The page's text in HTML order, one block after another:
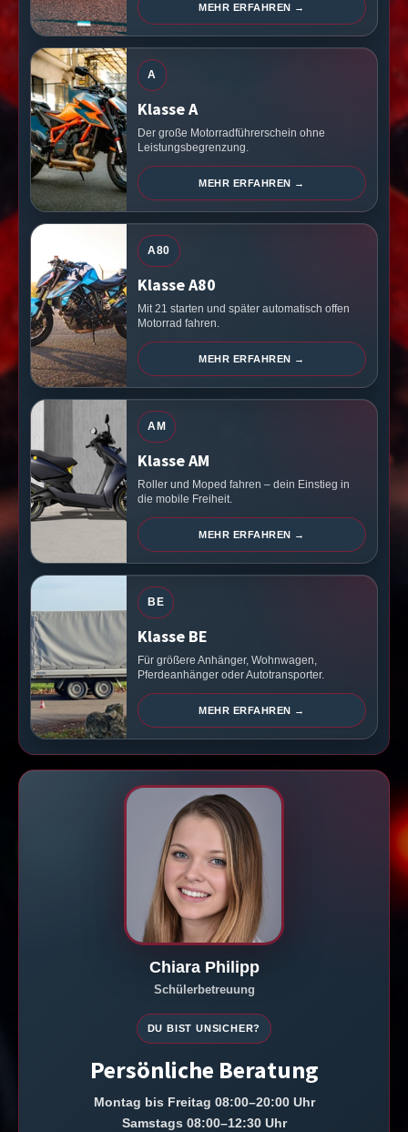
MEHR ERFAHREN →
A
Klasse A
Der große Motorradführerschein ohne
Leistungsbegrenzung.
MEHR ERFAHREN →
A80
Klasse A80
Mit 21 starten und später automatisch offen
Motorrad fahren.
MEHR ERFAHREN →
AM
Klasse AM
Roller und Moped fahren – dein Einstieg in
die mobile Freiheit.
MEHR ERFAHREN →
BE
Klasse BE
Für größere Anhänger, Wohnwagen,
Pferdeanhänger oder Autotransporter.
MEHR ERFAHREN →
Chiara Philipp
Schülerbetreuung
DU BIST UNSICHER?
Persönliche Beratung
Montag bis Freitag 08:00–20:00 Uhr
Samstags 08:00–12:30 Uhr